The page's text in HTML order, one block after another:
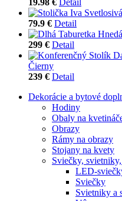
79.9 € Detail
299 € Detail
Čierny
239 € Detail
Dekorácie a bytové
Hodiny
Obaly na
Obrazy
Rámy na obrazy
Stojany na kvety
Sviečky,
LED-
Sviečky
Svietniky a